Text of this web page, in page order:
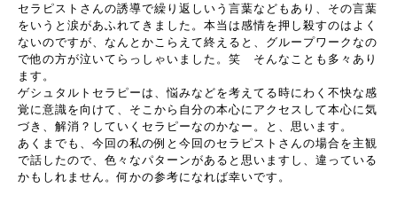
セラピストさんの誘導で繰り返しいう言葉などもあり、その言葉
をいうと涙があふれてきました。本当は感情を押し殺すのはよく
ないのですが、なんとかこらえて終えると、グループワークなの
で他の方が泣いてらっしゃいました。笑 そんなことも多々あり
ます。
ゲシュタルトセラピーは、悩みなどを考えてる時にわく不快な感
覚に意識を向けて、そこから自分の本心にアクセスして本心に気
づき、解消？していくセラピーなのかなー。と、思います。
あくまでも、今回の私の例と今回のセラピストさんの場合を主観
で話したので、色々なパターンがあると思いますし、違っている
かもしれません。何かの参考になれば幸いです。